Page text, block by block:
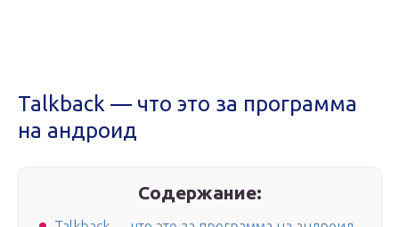
Talkback — что это за программа
на андроид
Содержание: